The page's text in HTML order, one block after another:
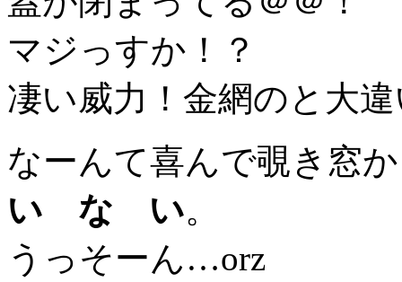
マジっすか！？
凄い威力！金網のと大
なーんて喜んで覗き窓
い な い。
うっそーん…orz